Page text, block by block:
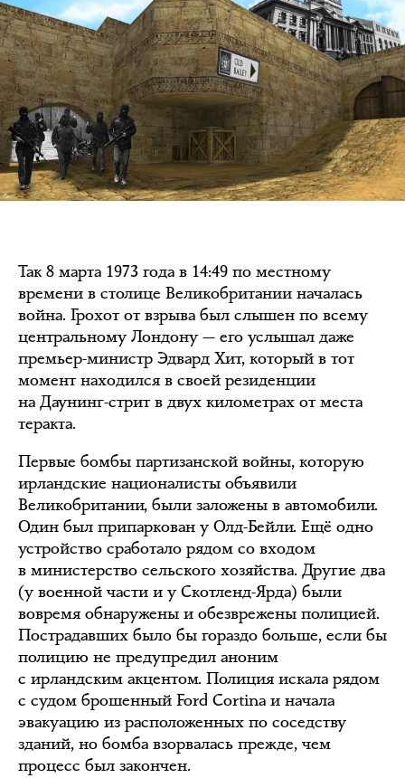
Так 8 марта 1973 года в 14:49 по местному
времени в столице Великобритании началась
война. Грохот от взрыва был слышен по всему
центральному Лондону — его услышал даже
премьер-министр Эдвард Хит, который в тот
момент находился в своей резиденции
на Даунинг-стрит в двух километрах от места
теракта.
Первые бомбы партизанской войны, которую
ирландские националисты объявили
Великобритании, были заложены в автомобили.
Один был припаркован у Олд-Бейли. Ещё одно
устройство сработало рядом со входом
в министерство сельского хозяйства. Другие два
(у военной части и у Скотленд-Ярда) были
вовремя обнаружены и обезврежены полицией.
Пострадавших было бы гораздо больше, если бы
полицию не предупредил аноним
с ирландским акцентом. Полиция искала рядом
с судом брошенный Ford Cortina и начала
эвакуацию из расположенных по соседству
зданий, но бомба взорвалась прежде, чем
процесс был закончен.